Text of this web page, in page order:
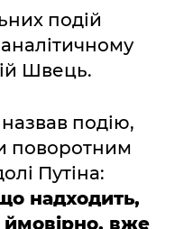
подій
Швець.
подію,
поворотним
Путіна:
надходить,
ймовірно, вже